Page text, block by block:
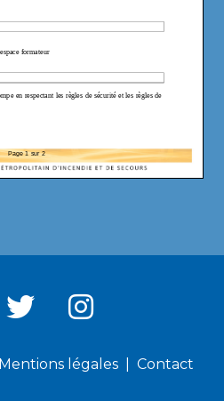
Mentions légales Contact